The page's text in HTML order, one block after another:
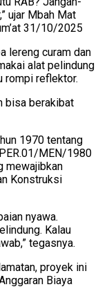
ujar Mbah Mat
31/10/2025
lereng curam dan
alat pelindung
rompi reflektor.
bisa berakibat
1970 tentang
MEN/1980
mewajibkan
Konstruksi
nyawa.
Kalau
tegasnya.
proyek ini
Biaya